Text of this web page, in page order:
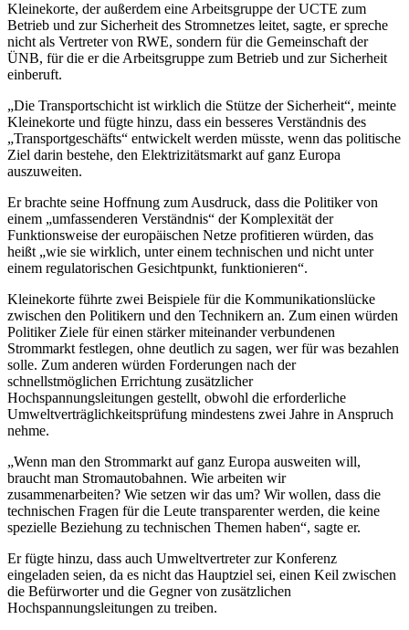
Kleinekorte, der außerdem eine Arbeitsgruppe der UCTE zum
Betrieb und zur Sicherheit des Stromnetzes leitet, sagte, er spreche
nicht als Vertreter von RWE, sondern für die Gemeinschaft der
ÜNB, für die er die Arbeitsgruppe zum Betrieb und zur Sicherheit
einberuft.
„Die Transportschicht ist wirklich die Stütze der Sicherheit“, meinte
Kleinekorte und fügte hinzu, dass ein besseres Verständnis des
„Transportgeschäfts“ entwickelt werden müsste, wenn das politische
Ziel darin bestehe, den Elektrizitätsmarkt auf ganz Europa
auszuweiten.
Er brachte seine Hoffnung zum Ausdruck, dass die Politiker von
einem „umfassenderen Verständnis“ der Komplexität der
Funktionsweise der europäischen Netze profitieren würden, das
heißt „wie sie wirklich, unter einem technischen und nicht unter
einem regulatorischen Gesichtpunkt, funktionieren“.
Kleinekorte führte zwei Beispiele für die Kommunikationslücke
zwischen den Politikern und den Technikern an. Zum einen würden
Politiker Ziele für einen stärker miteinander verbundenen
Strommarkt festlegen, ohne deutlich zu sagen, wer für was bezahlen
solle. Zum anderen würden Forderungen nach der
schnellstmöglichen Errichtung zusätzlicher
Hochspannungsleitungen gestellt, obwohl die erforderliche
Umweltverträglichkeitsprüfung mindestens zwei Jahre in Anspruch
nehme.
„Wenn man den Strommarkt auf ganz Europa ausweiten will,
braucht man Stromautobahnen. Wie arbeiten wir
zusammenarbeiten? Wie setzen wir das um? Wir wollen, dass die
technischen Fragen für die Leute transparenter werden, die keine
spezielle Beziehung zu technischen Themen haben“, sagte er.
Er fügte hinzu, dass auch Umweltvertreter zur Konferenz
eingeladen seien, da es nicht das Hauptziel sei, einen Keil zwischen
die Befürworter und die Gegner von zusätzlichen
Hochspannungsleitungen zu treiben.